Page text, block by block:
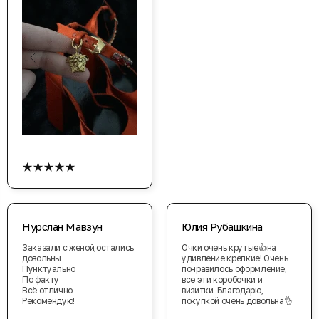
★★★★★
Нурслан Мавзун
Заказали с женой,остались
довольны
Пунктуально
По факту
Всё отлично
Рекомендую!
Юлия Рубашкина
Очки очень крутые👍на
удивление крепкие! Очень
понравилось оформление,
все эти коробочки и
визитки. Благодарю,
покупкой очень довольна👌